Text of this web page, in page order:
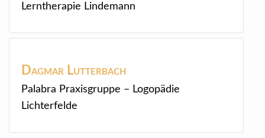
Lerntherapie Lindemann
Dagmar Lutterbach
Palabra Praxisgruppe – Logopädie
Lichterfelde